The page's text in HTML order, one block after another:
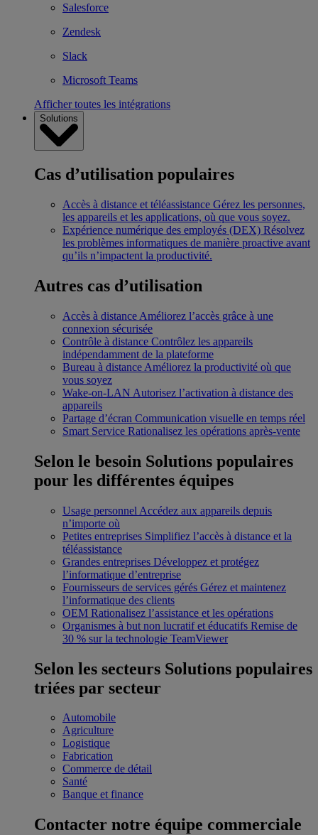
Salesforce
Zendesk
Slack
Microsoft Teams
Afficher toutes les intégrations
Solutions
Cas d’utilisation populaires
Accès à distance et téléassistance Gérez les personnes,
les appareils et les applications, où que vous soyez.
Expérience numérique des employés (DEX) Résolvez
les problèmes informatiques de manière proactive avant
qu’ils n’impactent la productivité.
Autres cas d’utilisation
Accès à distance Améliorez l’accès grâce à une
connexion sécurisée
Contrôle à distance Contrôlez les appareils
indépendamment de la plateforme
Bureau à distance Améliorez la productivité où que
vous soyez
Wake-on-LAN Autorisez l’activation à distance des
appareils
Partage d’écran Communication visuelle en temps réel
Smart Service Rationalisez les opérations après-vente
Selon le besoin Solutions populaires
pour les différentes équipes
Usage personnel Accédez aux appareils depuis
n’importe où
Petites entreprises Simplifiez l’accès à distance et la
téléassistance
Grandes entreprises Développez et protégez
l’informatique d’entreprise
Fournisseurs de services gérés Gérez et maintenez
l’informatique des clients
OEM Rationalisez l’assistance et les opérations
Organismes à but non lucratif et éducatifs Remise de
30 % sur la technologie TeamViewer
Selon les secteurs Solutions populaires
triées par secteur
Automobile
Agriculture
Logistique
Fabrication
Commerce de détail
Santé
Banque et finance
Contacter notre équipe commerciale